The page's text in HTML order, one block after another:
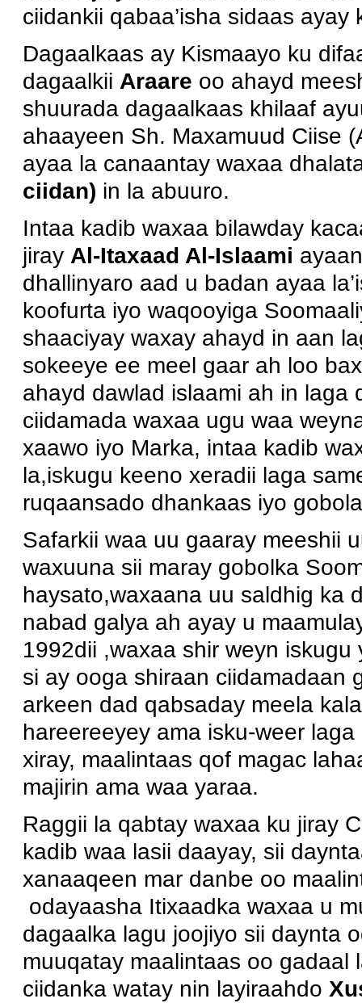
ciidankii qabaa’isha sidaas
Dagaalkaas ay Kismaayo ku
dagaalkii Araare oo ahayd
shuurada dagaalkaas khilaaf
ahaayeen Sh. Maxamuud Ciise
ayaa la canaantay waxaa
ciidan) in la abuuro.
Intaa kadib waxaa bilawday
jiray Al-Itaxaad Al-Islaami
dhallinyaro aad u badan ayaa
koofurta iyo waqooyiga
shaaciyay waxay ahayd in aan
sokeeye ee meel gaar ah loo
ahayd dawlad islaami ah in laga
ciidamada waxaa ugu waa
xaawo iyo Marka, intaa kadib
la,iskugu keeno xeradii laga
ruqaansado dhankaas iyo
Safarkii waa uu gaaray meeshii
waxuuna sii maray gobolka
haysato,waxaana uu saldhig ka
nabad galya ah ayay u
1992dii ,waxaa shir weyn
si ay ooga shiraan ciidamadaan
arkeen dad qabsaday meela
hareereeyey ama isku-weer
xiray, maalintaas qof magac
majirin ama waa yaraa.
Raggii la qabtay waxaa ku jiray
kadib waa lasii daayay, sii
xanaaqeen mar danbe oo
odayaasha Itixaadka waxaa u
dagaalka lagu joojiyo sii daynta
muuqatay maalintaas oo gadaal
ciidanka watay nin layiraahdo